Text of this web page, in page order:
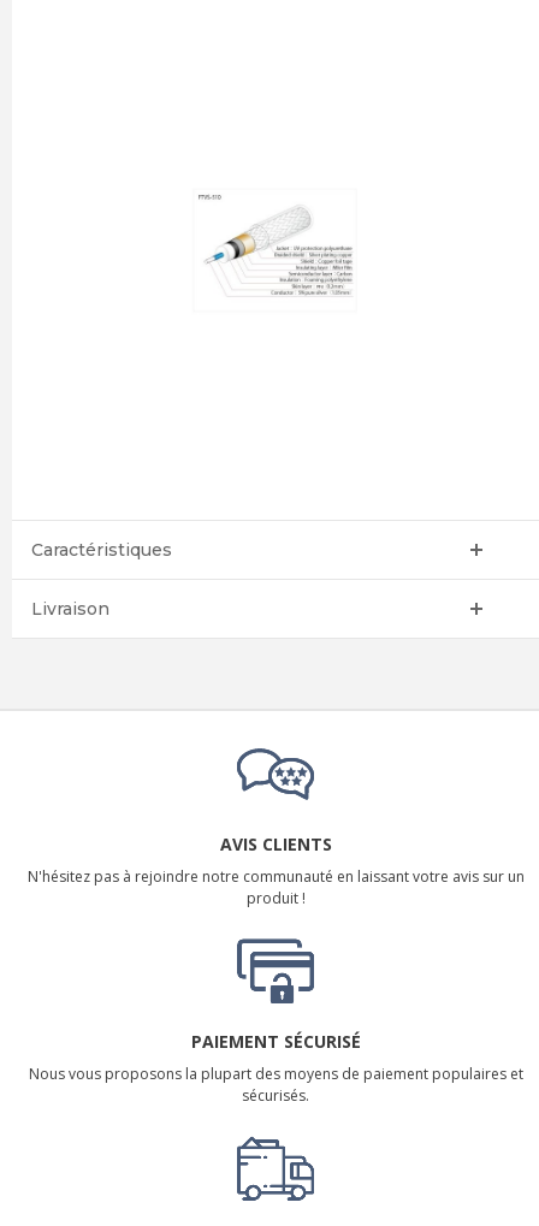
Caractéristiques
Livraison
AVIS CLIENTS
N'hésitez pas à rejoindre notre communauté en laissant votre avis sur un
produit !
PAIEMENT SÉCURISÉ
Nous vous proposons la plupart des moyens de paiement populaires et
sécurisés.